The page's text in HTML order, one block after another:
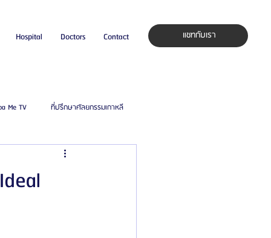
Hospital Doctors Contact แชทกับเรา
Me TV ที่ปรึกษาศัลยกรรมเกาหลี
ศัลยแพทย์ ประเทศเกาหลี